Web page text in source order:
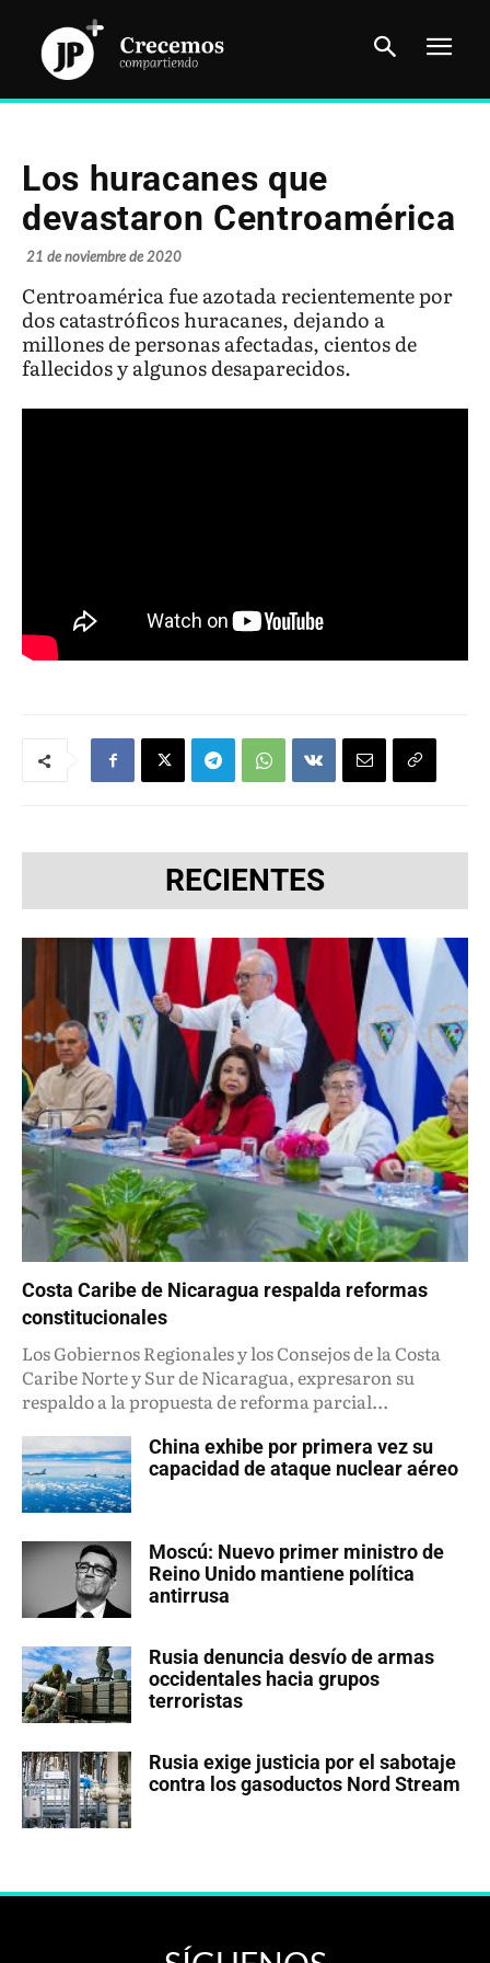
Los huracanes que
devastaron Centroamérica
21 de noviembre de 2020
Centroamérica fue azotada recientemente por
dos catastróficos huracanes, dejando a
millones de personas afectadas, cientos de
fallecidos y algunos desaparecidos.
RECIENTES
Costa Caribe de Nicaragua respalda reformas
constitucionales
Los Gobiernos Regionales y los Consejos de la Costa
Caribe Norte y Sur de Nicaragua, expresaron su
respaldo a la propuesta de reforma parcial...
China exhibe por primera vez su
capacidad de ataque nuclear aéreo
Moscú: Nuevo primer ministro de
Reino Unido mantiene política
antirrusa
Rusia denuncia desvío de armas
occidentales hacia grupos
terroristas
Rusia exige justicia por el sabotaje
contra los gasoductos Nord Stream